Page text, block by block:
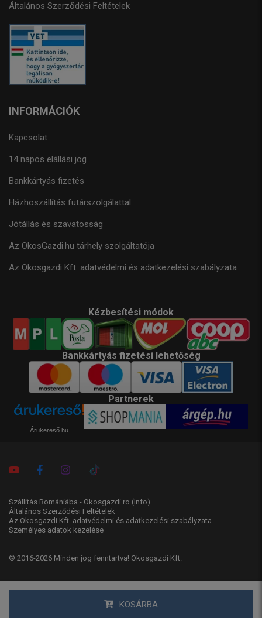
KOSÁRBA
Általános Szerződési Feltételek
INFORMÁCIÓK
Kapcsolat
14 napos elállási jog
Bankkártyás fizetés
Házhoszállítás futárszolgálattal
Jótállás és szavatosság
Az OkosGazdi.hu tárhely szolgáltatója
Az Okosgazdi Kft. adatvédelmi és adatkezelési szabályzata
Kézbesítési módok
Bankkártyás fizetési lehetőség
Partnerek
Árukereső.hu
Szállítás Romániába - Okosgazdi.ro (Info)
Általános Szerződési Feltételek
Az Okosgazdi Kft. adatvédelmi és adatkezelési szabályzata
Személyes adatok kezelése
© 2016-2026 Minden jog fenntartva! Okosgazdi Kft.